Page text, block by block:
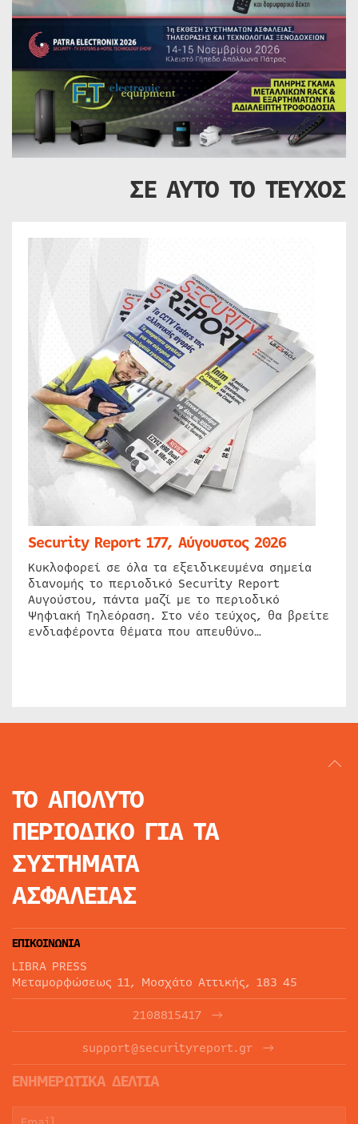
ΣΕ ΑΥΤΟ ΤΟ ΤΕΥΧΟΣ
Security Report 177, Αύγουστος 2026
Κυκλοφορεί σε όλα τα εξειδικευμένα σημεία
διανομής το περιοδικό Security Report
Αυγούστου, πάντα μαζί με το περιοδικό
Ψηφιακή Τηλεόραση. Στο νέο τεύχος, θα βρείτε
ενδιαφέροντα θέματα που απευθύνο…
ΤΟ ΑΠΟΛΥΤΟ
ΠΕΡΙΟΔΙΚΟ ΓΙΑ ΤΑ
ΣΥΣΤΗΜΑΤΑ
ΑΣΦΑΛΕΙΑΣ
ΕΠΙΚΟΙΝΩΝΙΑ
LIBRA PRESS
Μεταμορφώσεως 11, Μοσχάτο Αττικής, 183 45
2108815417
support@securityreport.gr
ΕΝΗΜΕΡΩΤΙΚΑ ΔΕΛΤΙΑ